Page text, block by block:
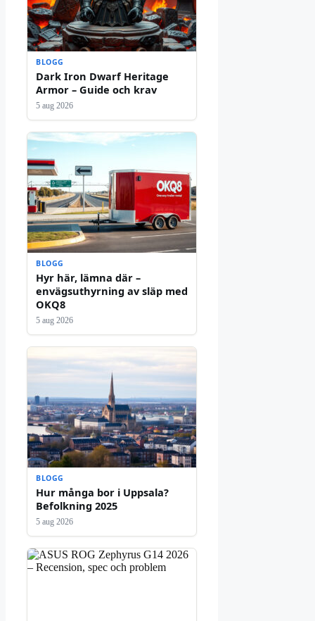
BLOGG
Dark Iron Dwarf Heritage
Armor – Guide och krav
5 aug 2026
BLOGG
Hyr här, lämna där –
envägsuthyrning av släp med
OKQ8
5 aug 2026
BLOGG
Hur många bor i Uppsala?
Befolkning 2025
5 aug 2026